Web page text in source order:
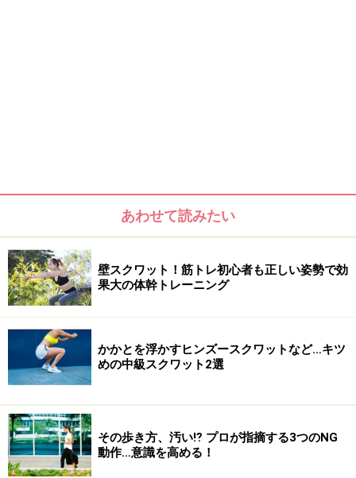
朝の腹筋エクササイズで分厚い脂肪を脱ぐダイエット！
朝の体幹バランスエクササイズで分厚い脂肪を脱ぐダイエッ
あわせて読みたい
壁スクワット！筋トレ初心者も正しい姿勢で効
果大の体幹トレーニング
かかとを浮かすヒンズースクワットなど…キツ
めの中級スクワット2選
その歩き方、汚い⁉ プロが指摘する3つのNG
動作…意識を高める！